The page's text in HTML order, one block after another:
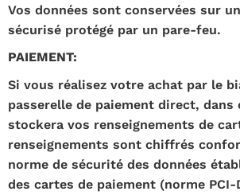
Vos données sont conservées sur
sécurisé protégé par un pare-feu.
PAIEMENT:
Si vous réalisez votre achat par le
passerelle de paiement direct, dans
stockera vos renseignements de
renseignements sont chiffrés
norme de sécurité des données
des cartes de paiement (norme PCI-